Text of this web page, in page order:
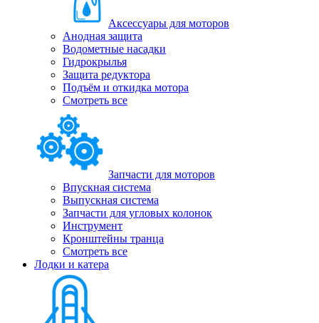
Аксессуары для моторов
Анодная защита
Водометные насадки
Гидрокрылья
Защита редуктора
Подъём и откидка мотора
Смотреть все
Запчасти для моторов
Впускная система
Выпускная система
Запчасти для угловых колонок
Инструмент
Кронштейны транца
Смотреть все
Лодки и катера